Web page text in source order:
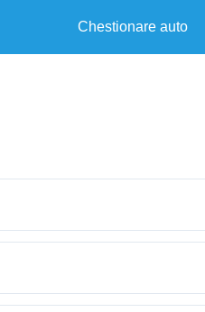
Chestionare auto